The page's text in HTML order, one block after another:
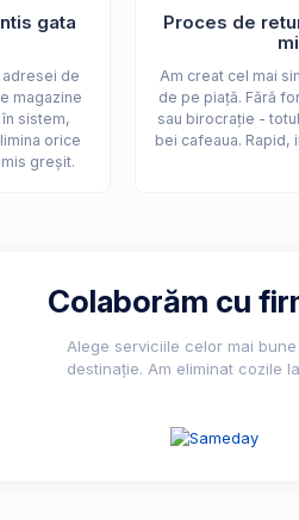
gata
adresei de
magazine
sistem,
orice
greșit.
Proces de
Am creat cel mai
de pe piață. Fără
sau birocrație -
bei cafeaua. Rapid,
Colaborăm cu
Alege serviciile celor mai
destinație. Am eliminat cozile